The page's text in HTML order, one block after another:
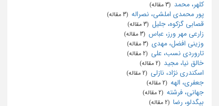
کلهر، محمد
پور محمدی املشی، نصراله
قصابی گزکوه، جلیل
زارعی مهر ورز، عباس
وزینی افضل، مهدی
تاروردی نسب، علی
خالق نیا، مجید
اسکندری نژاد، نازلی
جعفری، الهه
جهانی، فرشته
بیگدلو، رضا